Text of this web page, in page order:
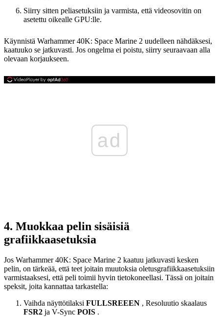
Siirry sitten peliasetuksiin ja varmista, että videosovitin on
asetettu oikealle GPU:lle.
Käynnistä Warhammer 40K: Space Marine 2 uudelleen nähdäksesi,
kaatuuko se jatkuvasti. Jos ongelma ei poistu, siirry seuraavaan alla
olevaan korjaukseen.
ad
4. Muokkaa pelin sisäisiä
grafiikkaasetuksia
Jos Warhammer 40K: Space Marine 2 kaatuu jatkuvasti kesken
pelin, on tärkeää, että teet joitain muutoksia oletusgrafiikkaasetuksiin
varmistaaksesi, että peli toimii hyvin tietokoneellasi. Tässä on joitain
speksit, joita kannattaa tarkastella:
Vaihda näyttötilaksi FULLSREEEN , Resoluutio skaalaus
FSR2 ja V-Sync POIS .